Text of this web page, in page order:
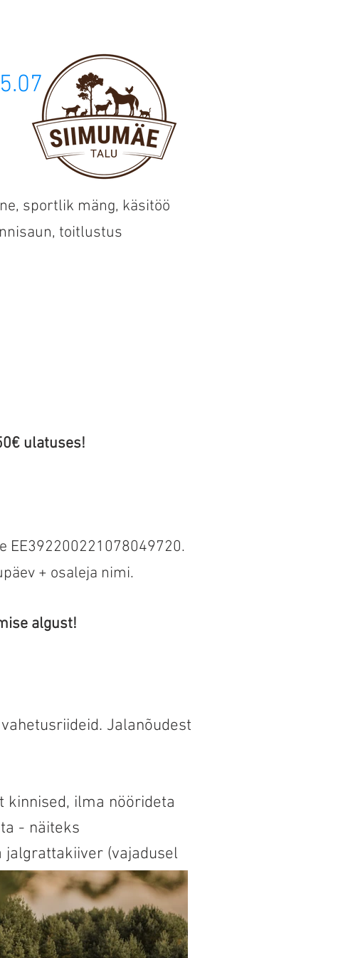
sportlik mäng, käsitöö
toitlustus
ulatuses!
EE392200221078049720.
+ osaleja nimi.
algust!
Jalanõudest
ilma nöörideta
- näiteks
jalgrattakiiver (vajadusel